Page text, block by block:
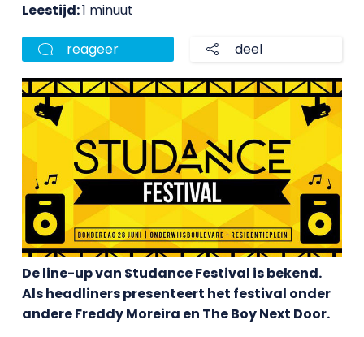
Leestijd:1 minuut
reageer deel
De line-up van Studance Festival is bekend.
Als headliners presenteert het festival onder
andere Freddy Moreira en The Boy Next Door.